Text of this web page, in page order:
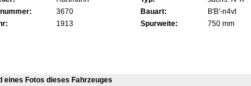
3670 Bauart: B'B'-n4vt
1913 Spurweite:
750 mm
eines Fotos dieses Fahrzeuges